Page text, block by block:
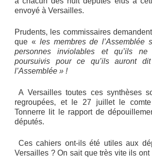
envoyé à Versailles.
Prudents, les commissaires
que « les membres de l’Assemblée
personnes inviolables et qu’ils ne
poursuivis pour ce qu’ils auront
l’Assemblée » !
A Versailles toutes ces synthèses
regroupées, et le 27 juillet le
Tonnerre lit le rapport de
députés.
Ces cahiers ont-ils été utiles aux
Versailles ? On sait que très vite ils